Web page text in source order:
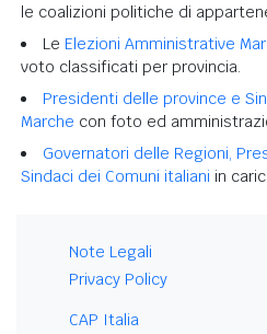
le coalizioni politiche di
Le Elezioni Amministrative
voto classificati per provincia.
Presidenti delle province e
Marche con foto ed
Governatori delle Regioni,
Sindaci dei Comuni italiani in
Note Legali
Privacy Policy
CAP Italia